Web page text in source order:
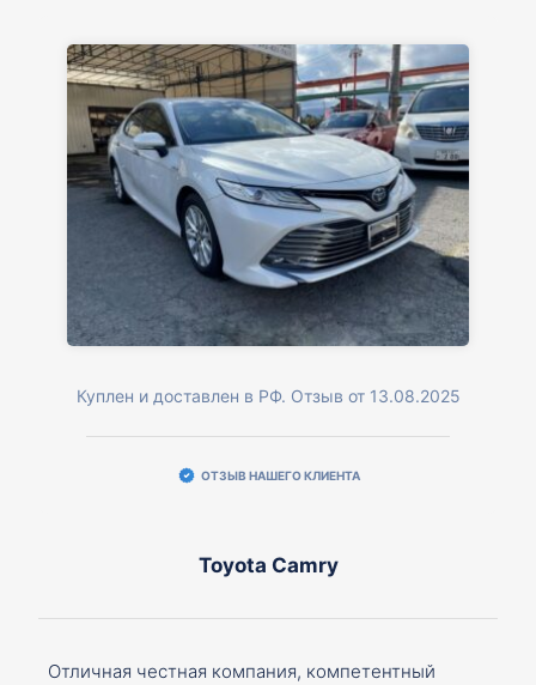
Куплен и доставлен в РФ. Отзыв от 13.08.2025
ОТЗЫВ НАШЕГО КЛИЕНТА
Toyota Camry
Отличная честная компания, компетентный